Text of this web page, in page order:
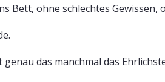
Bett, ohne schlechtes
genau das manchmal das